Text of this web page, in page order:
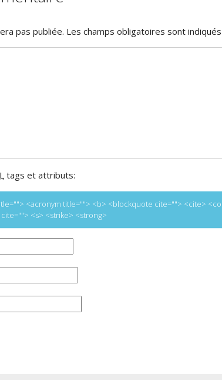
pas publiée. Les champs obligatoires sont
tags et attributs:
<acronym title=""> <b> <blockquote cite=""> <cite>
<s> <strike> <strong>